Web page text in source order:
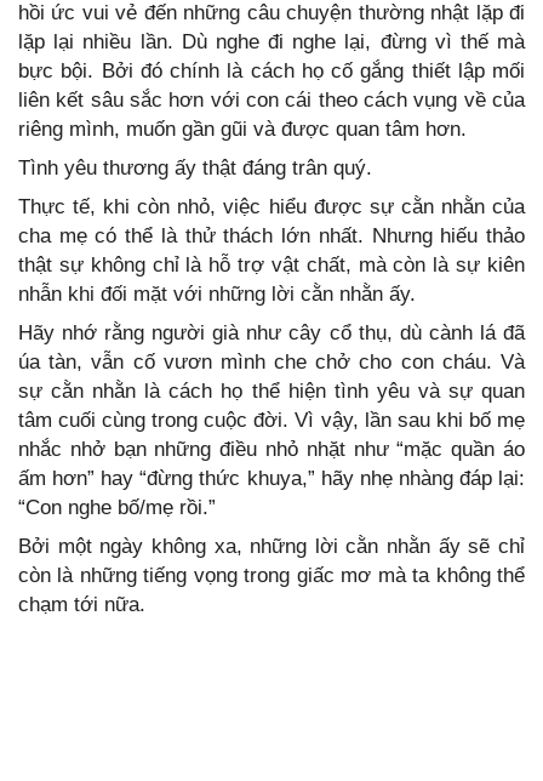
hồi ức vui vẻ đến những câu chuyện thường nhật lặp đi
lặp lại nhiều lần. Dù nghe đi nghe lại, đừng vì thế mà
bực bội. Bởi đó chính là cách họ cố gắng thiết lập mối
liên kết sâu sắc hơn với con cái theo cách vụng về của
riêng mình, muốn gần gũi và được quan tâm hơn.
Tình yêu thương ấy thật đáng trân quý.
Thực tế, khi còn nhỏ, việc hiểu được sự cằn nhằn của
cha mẹ có thể là thử thách lớn nhất. Nhưng hiếu thảo
thật sự không chỉ là hỗ trợ vật chất, mà còn là sự kiên
nhẫn khi đối mặt với những lời cằn nhằn ấy.
Hãy nhớ rằng người già như cây cổ thụ, dù cành lá đã
úa tàn, vẫn cố vươn mình che chở cho con cháu. Và
sự cằn nhằn là cách họ thể hiện tình yêu và sự quan
tâm cuối cùng trong cuộc đời. Vì vậy, lần sau khi bố mẹ
nhắc nhở bạn những điều nhỏ nhặt như “mặc quần áo
ấm hơn” hay “đừng thức khuya,” hãy nhẹ nhàng đáp lại:
“Con nghe bố/mẹ rồi.”
Bởi một ngày không xa, những lời cằn nhằn ấy sẽ chỉ
còn là những tiếng vọng trong giấc mơ mà ta không thể
chạm tới nữa.